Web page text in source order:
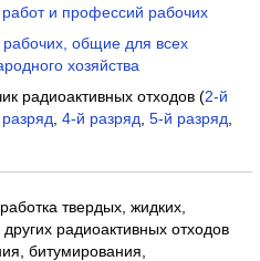
работ и профессий рабочих
общие для всех
хозяйства
радиоактивных отходов (2-й
4-й разряд 5-й разряд
твердых, жидких,
радиоактивных отходов
битумирования,